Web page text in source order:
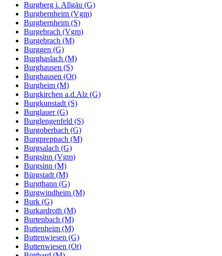
Burgberg i. Allgäu (G)
Burgbernheim (Vgm)
Burgbernheim (S)
Burgebrach (Vgm)
Burgebrach (M)
Burggen (G)
Burghaslach (M)
Burghausen (S)
Burghausen (Ot)
Burgheim (M)
Burgkirchen a.d.Alz (G)
Burgkunstadt (S)
Burglauer (G)
Burglengenfeld (S)
Burgoberbach (G)
Burgpreppach (M)
Burgsalach (G)
Burgsinn (Vgm)
Burgsinn (M)
Bürgstadt (M)
Burgthann (G)
Burgwindheim (M)
Burk (G)
Burkardroth (M)
Burtenbach (M)
Buttenheim (M)
Buttenwiesen (G)
Buttenwiesen (Ot)